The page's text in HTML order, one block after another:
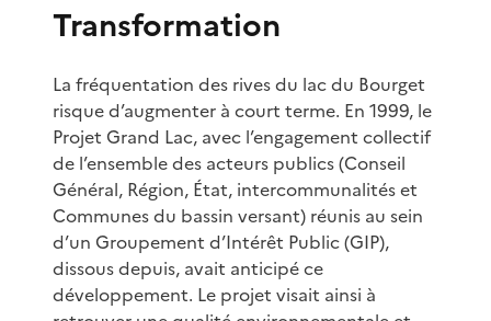
Transformation
La fréquentation des rives du lac du Bourget
risque d’augmenter à court terme. En 1999, le
Projet Grand Lac, avec l’engagement collectif
de l’ensemble des acteurs publics (Conseil
Général, Région, État, intercommunalités et
Communes du bassin versant) réunis au sein
d’un Groupement d’Intérêt Public (GIP),
dissous depuis, avait anticipé ce
développement. Le projet visait ainsi à